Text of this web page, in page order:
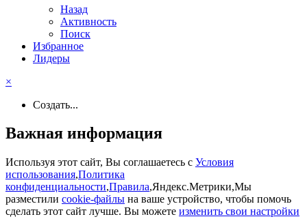
Назад
Активность
Поиск
Избранное
Лидеры
×
Создать...
Важная информация
Используя этот сайт, Вы соглашаетесь с Условия
использования,Политика
конфиденциальности,Правила,Яндекс.Метрики,Мы
разместили cookie-файлы на ваше устройство, чтобы помочь
сделать этот сайт лучше. Вы можете изменить свои настройки